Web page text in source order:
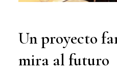
Un proyecto
mira al futuro